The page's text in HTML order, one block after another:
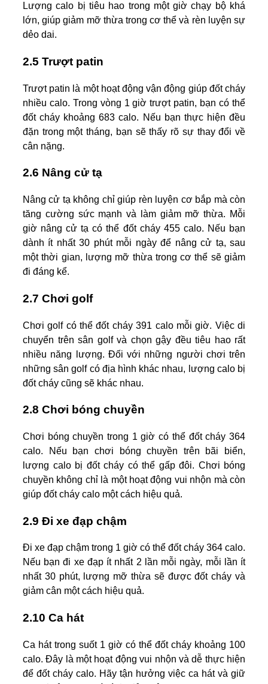
Lượng calo bị tiêu hao trong một giờ chạy bộ khá
lớn, giúp giảm mỡ thừa trong cơ thể và rèn luyện sự
dẻo dai.
2.5 Trượt patin
Trượt patin là một hoạt động vận động giúp đốt cháy
nhiều calo. Trong vòng 1 giờ trượt patin, bạn có thể
đốt cháy khoảng 683 calo. Nếu bạn thực hiện đều
đặn trong một tháng, bạn sẽ thấy rõ sự thay đổi về
cân nặng.
2.6 Nâng cử tạ
Nâng cử tạ không chỉ giúp rèn luyện cơ bắp mà còn
tăng cường sức mạnh và làm giảm mỡ thừa. Mỗi
giờ nâng cử tạ có thể đốt cháy 455 calo. Nếu bạn
dành ít nhất 30 phút mỗi ngày để nâng cử tạ, sau
một thời gian, lượng mỡ thừa trong cơ thể sẽ giảm
đi đáng kể.
2.7 Chơi golf
Chơi golf có thể đốt cháy 391 calo mỗi giờ. Việc di
chuyển trên sân golf và chọn gậy đều tiêu hao rất
nhiều năng lượng. Đối với những người chơi trên
những sân golf có địa hình khác nhau, lượng calo bị
đốt cháy cũng sẽ khác nhau.
2.8 Chơi bóng chuyền
Chơi bóng chuyền trong 1 giờ có thể đốt cháy 364
calo. Nếu bạn chơi bóng chuyền trên bãi biển,
lượng calo bị đốt cháy có thể gấp đôi. Chơi bóng
chuyền không chỉ là một hoạt động vui nhộn mà còn
giúp đốt cháy calo một cách hiệu quả.
2.9 Đi xe đạp chậm
Đi xe đạp chậm trong 1 giờ có thể đốt cháy 364 calo.
Nếu bạn đi xe đạp ít nhất 2 lần mỗi ngày, mỗi lần ít
nhất 30 phút, lượng mỡ thừa sẽ được đốt cháy và
giảm cân một cách hiệu quả.
2.10 Ca hát
Ca hát trong suốt 1 giờ có thể đốt cháy khoảng 100
calo. Đây là một hoạt động vui nhộn và dễ thực hiện
để đốt cháy calo. Hãy tận hưởng việc ca hát và giữ